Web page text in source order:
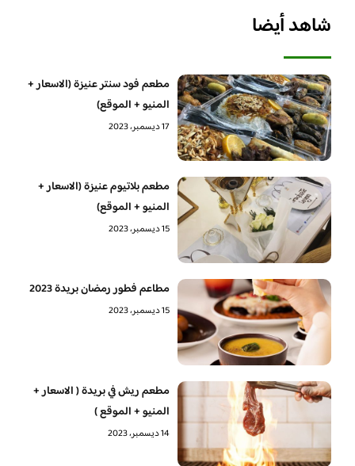
شاهد أيضا
مطعم فود سنتر عنيزة (الاسعار +
المنيو + الموقع)
17 ديسمبر، 2023
مطعم بلاتيوم عنيزة (الاسعار +
المنيو + الموقع)
15 ديسمبر، 2023
مطاعم فطور رمضان بريدة 2023
15 ديسمبر، 2023
مطعم ريش في بريدة ( الاسعار +
المنيو + الموقع )
14 ديسمبر، 2023